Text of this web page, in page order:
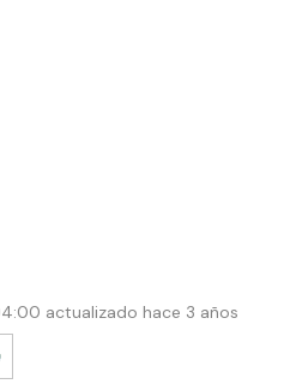
actualizado hace 3 años